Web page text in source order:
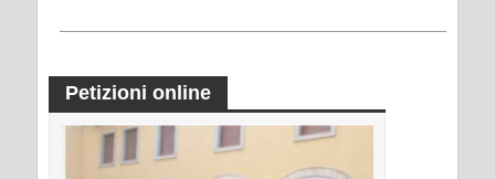
Petizioni online